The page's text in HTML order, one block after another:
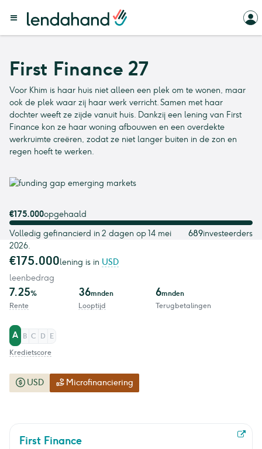
First Finance 27
Voor Khim is haar huis niet alleen een plek om te wonen, maar
ook de plek waar zij haar werk verricht. Samen met haar
dochter weeft ze zijde vanuit huis. Dankzij een lening van First
Finance kon ze haar woning afbouwen en een overdekte
werkruimte creëren, zodat ze niet langer buiten in de zon en
regen hoeft te werken.
First Finance
€175.000opgehaald
Volledig gefinancierd in 2 dagen op 14 mei
2026.
689investeerders
€175.000lening is in USD
leenbedrag
7.25%
Rente
36mnden
Looptijd
6mnden
Terugbetalingen
A B C D
E
Kredietscore
USD Microfinanciering